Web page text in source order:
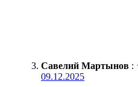
Савелий Мартынов :
09.12.2025